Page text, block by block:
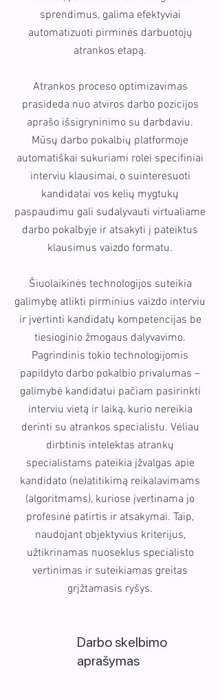
sprendimus, galima efektyviai
automatizuoti pirminės darbuotojų
atrankos etapą.
Atrankos proceso optimizavimas
prasideda nuo atviros darbo pozicijos
aprašo išsigryninimo su darbdaviu.
Mūsų darbo pokalbių platformoje
automatiškai sukuriami rolei specifiniai
interviu klausimai, o suinteresuoti
kandidatai vos kelių mygtukų
paspaudimu gali sudalyvauti virtualiame
darbo pokalbyje ir atsakyti į pateiktus
klausimus vaizdo formatu.
Šiuolaikinės technologijos suteikia
galimybę atlikti pirminius vaizdo interviu
ir įvertinti kandidatų kompetencijas be
tiesioginio žmogaus dalyvavimo.
Pagrindinis tokio technologijomis
papildyto darbo pokalbio privalumas –
galimybė kandidatui pačiam pasirinkti
interviu vietą ir laiką, kurio nereikia
derinti su atrankos specialistu. Vėliau
dirbtinis intelektas atrankų
specialistams pateikia įžvalgas apie
kandidato (ne)atitikimą reikalavimams
(algoritmams), kuriose įvertinama jo
profesinė patirtis ir atsakymai. Taip,
naudojant objektyvius kriterijus,
užtikrinamas nuoseklus specialisto
vertinimas ir suteikiamas greitas
grįžtamasis ryšys.
Darbo skelbimo
aprašymas